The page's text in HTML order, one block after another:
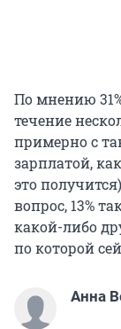
По мнению
течение
примерно с
зарплатой,
это
вопрос, 13%
какой-либо
по которой
Анна